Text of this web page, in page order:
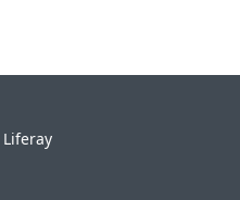
Liferay